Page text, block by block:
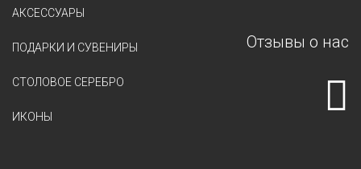
АКСЕССУАРЫ
ПОДАРКИ И СУВЕНИРЫ
СТОЛОВОЕ СЕРЕБРО
ИКОНЫ
Отзывы о нас